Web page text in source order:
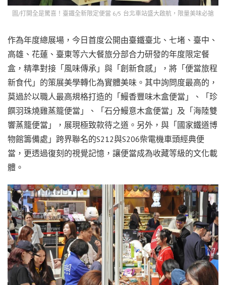
圖/打開全是驚喜！臺鐵全新限定便當 6/5 台北車站盛大啟航，限量美味必搶
作為年度總展場，今日首度公開由臺鐵臺北、七堵、臺中、
高雄、花蓮、臺東等六大餐旅分部合力研發的年度限定餐
盒，精準對接「風味傳承」與「創新食感」，將「便當旅程
新食代」的策展美學轉化為實體美味。其中詢問度最高的，
莫過於以職人最高規格打造的「鰻香豐味木盒便當」、「珍
饌羽珠燒雞蒸籠便當」、「石分鰻意木盒便當」及「海陸雙
響蒸籠便當」，展現極致款待之道。另外，與「國家鐵道博
物館籌備處」跨界聯名的S212與S206柴電機車頭經典便
當，更透過復刻的視覺記憶，讓便當成為收藏等級的文化載
體。